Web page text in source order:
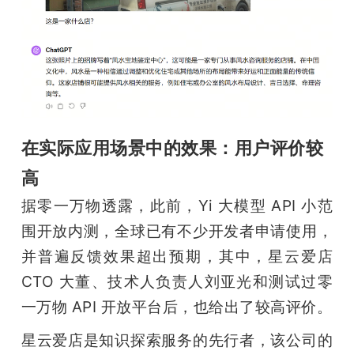
在实际应用场景中的效果：用户评价较
高
据零一万物透露，此前，Yi 大模型 API 小范
围开放内测，全球已有不少开发者申请使用，
并普遍反馈效果超出预期，其中，星云爱店
CTO 大董、技术人负责人刘亚光和测试过零
一万物 API 开放平台后，也给出了较高评价。
星云爱店是知识探索服务的先行者，该公司的